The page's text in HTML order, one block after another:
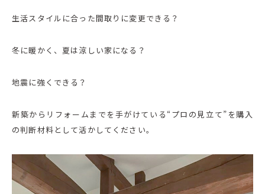
生活スタイルに合った間取りに変更できる？
冬に暖かく、夏は涼しい家になる？
地震に強くできる？
新築からリフォームまでを手がけている“プロの見立て”を購入
の判断材料として活かしてください。